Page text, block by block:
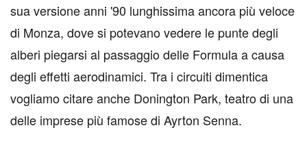
sua versione anni '90 lunghissima ancora più veloce
di Monza, dove si potevano vedere le punte degli
alberi piegarsi al passaggio delle Formula a causa
degli effetti aerodinamici. Tra i circuiti dimentica
vogliamo citare anche Donington Park, teatro di una
delle imprese più famose di Ayrton Senna.